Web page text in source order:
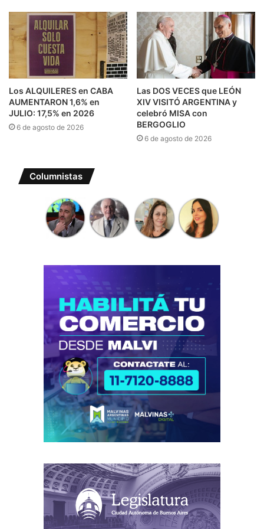
Los ALQUILERES en CABA
AUMENTARON 1,6% en
JULIO: 17,5% en 2026
6 de agosto de 2026
Las DOS VECES que LEÓN
XIV VISITÓ ARGENTINA y
celebró MISA con
BERGOGLIO
6 de agosto de 2026
Columnistas